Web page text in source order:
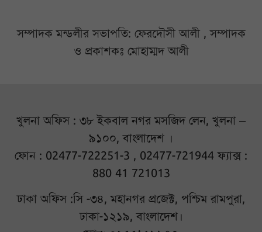
সম্পাদক মন্ডলীর সভাপতি: ফেরদৌসী আলী , সম্পাদক
ও প্রকাশকঃ মোহাম্মদ আলী
খুলনা অফিস : ৩৮ ইকবাল নগর মসজিদ লেন, খুলনা –
৯১০০, বাংলাদেশ ।
ফোন : 02477-722251-3 , 02477-721944 ফ্যাক্স :
880 41 721013
ঢাকা অফিস :সি -৩৪, মহানগর প্রজেক্ট, পশ্চিম রামপুরা,
ঢাকা-১২১৯, বাংলাদেশ।